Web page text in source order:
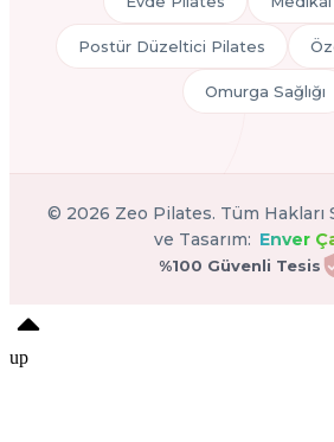
Postür Düzeltici Pilates
Omurga Sağlığı
© 2026 Zeo Pilates. Tüm Hakları
ve Tasarım: Enver
%100 Güvenli Tesis
up